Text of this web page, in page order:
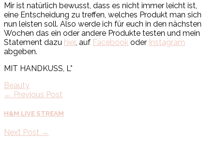
Mir ist natürlich bewusst, dass es nicht immer leicht ist,
eine Entscheidung zu treffen, welches Produkt man sich
nun leisten soll. Also werde ich für euch in den nächsten
Wochen das ein oder andere Produkte testen und mein
Statement dazu hier, auf Facebook oder Instagram
abgeben.
MIT HANDKUSS, L*
Beauty
← Previous Post
H&M LIVE STREAM
Next Post →